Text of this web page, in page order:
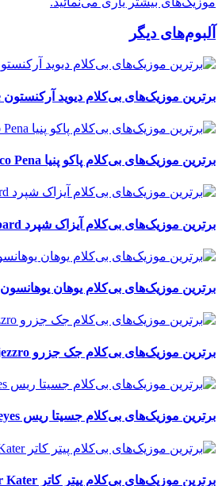
آلبوم‌های دیگر
برترین موزیک‌های بی‌کلام دیوید آرکنستون David Arkenstone
برترین موزیک‌های بی‌کلام پاکو پنیا Paco Pena
برترین موزیک‌های بی‌کلام آیزاک شپرد Isaac Shepard
برترین موزیک‌های بی‌کلام یوهان یوهانسون Johann Johannsson
برترین موزیک‌های بی‌کلام جک جزرو jack jezzro
برترین موزیک‌های بی‌کلام جسیتا ریس Jessita Reyes
برترین موزیک‌های بی‌کلام پیتر کاتر Peter Kater